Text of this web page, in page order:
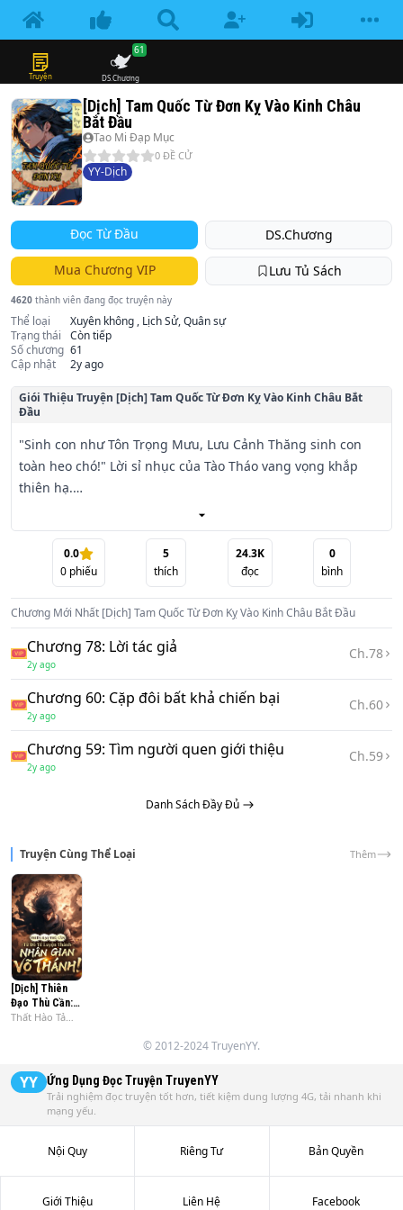
Truyện DS.Chương
61
[Dịch] Tam Quốc Từ Đơn Kỵ Vào Kinh Châu
Bắt Đầu
Tao Mi Đạp Mục
0 ĐỀ CỬ
YY-Dịch
Đọc Từ Đầu DS.Chương
Mua Chương VIP Lưu Tủ Sách
4620 thành viên đang đọc truyện này
Thể loại
Xuyên không , Lịch Sử, Quân sự
Trạng thái
Còn tiếp
Số chương 61
Cập nhật
2y ago
Giói Thiệu Truyện [Dịch] Tam Quốc Từ Đơn Kỵ Vào Kinh Châu Bắt
Đầu
"Sinh con như Tôn Trọng Mưu, Lưu Cảnh Thăng sinh con
toàn heo chó!" Lời sỉ nhục của Tào Tháo vang vọng khắp
thiên hạ.
Xuyên không trở lại cái năm Sơ Bình đầy biến động ấy,
chàng trai trẻ quyết tâm chứng minh mình không phải là
"heo chó" như lời đồn. Không cam tâm nhìn cha gánh chịu
muôn trùng khó khăn, Lưu Kỳ đơn thương độc mã xông vào
Nghi Thành, giải quyết ân oán dòng tộc, dẹp yên nội loạn,
đối phó giặc ngoài. Thậm chí, chàng còn thay cha kết giao
chư hầu, nạp phi tần...
Liệu một thân một ngựa, Lưu Kỳ có thể thay cha lèo lái Kinh
Châu vượt qua cơn sóng dữ, viết nên kỳ tích của riêng
mình giữa thời loạn lạc?
0.0
0phiếu
5
thích
24.3K
đọc
0
bình
Chương Mới Nhất [Dịch] Tam Quốc Từ Đơn Kỵ Vào Kinh Châu Bắt Đầu
Chương 78: Lời tác giả
2y ago
Ch.78
Chương 60: Cặp đôi bất khả chiến bại
2y ago
Ch.60
Chương 59: Tìm người quen giới thiệu
2y ago
Ch.59
Danh Sách Đầy Đủ
Truyện Cùng Thể Loại Thêm
[Dịch] Thiên
Đạo Thù Cần:
Từ Đồ Tể Luyện
Thất Hào Tả
© 2012-2024 TruyenYY.
YY Ứng Dụng Đọc Truyện TruyenYY
Trải nghiệm đọc truyện tốt hơn, tiết kiệm dung lượng 4G, tải nhanh khi
mạng yếu.
Nội Quy Riêng Tư Bản Quyền
Giới Thiệu Liên Hệ Facebook